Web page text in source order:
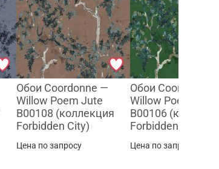
Обои Coordonne —
Willow Poem Jute
B00108 (коллекция
Forbidden City)
Цена по запросу
Обои Coordonne
Willow Poem
B00106
Forbidden City)
Цена по запросу